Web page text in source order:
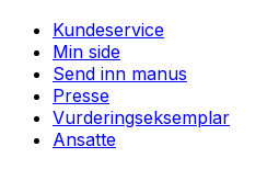
Kundeservice
Min side
Send inn manus
Presse
Vurderingseksemplar
Ansatte